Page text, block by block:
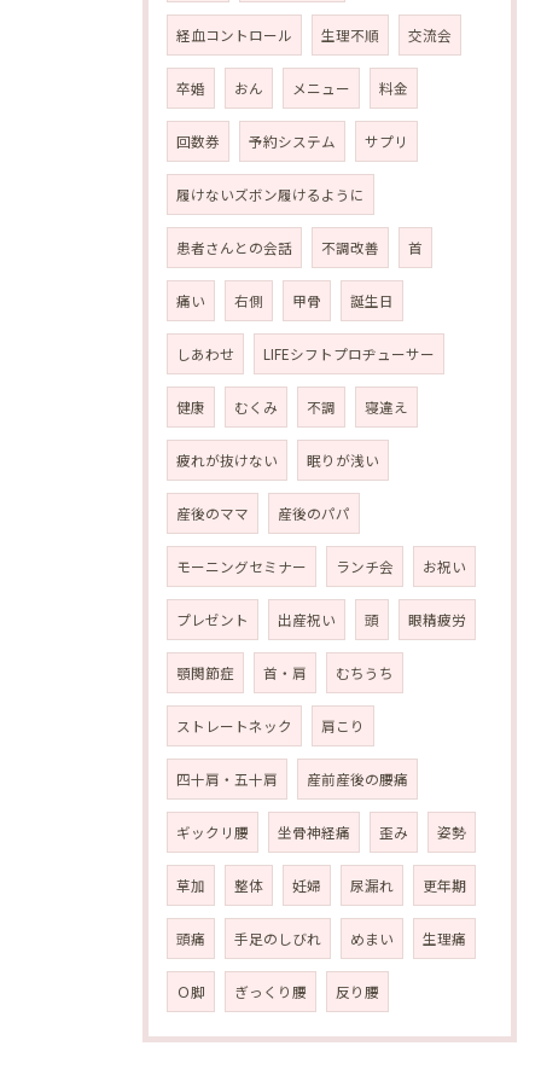
経血コントロール 生理不順 交流会
卒婚 おん メニュー 料金
回数券 予約システム サプリ
履けないズボン履けるように
患者さんとの会話 不調改善 首
痛い 右側 甲骨 誕生日
しあわせ LIFEシフトプロヂューサー
健康 むくみ 不調 寝違え
疲れが抜けない 眠りが浅い
産後のママ 産後のパパ
モーニングセミナー ランチ会 お祝い
プレゼント 出産祝い 頭 眼精疲労
顎関節症 首・肩 むちうち
ストレートネック 肩こり
四十肩・五十肩 産前産後の腰痛
ギックリ腰 坐骨神経痛 歪み 姿勢
草加 整体 妊婦 尿漏れ 更年期
頭痛 手足のしびれ めまい 生理痛
Ｏ脚 ぎっくり腰 反り腰